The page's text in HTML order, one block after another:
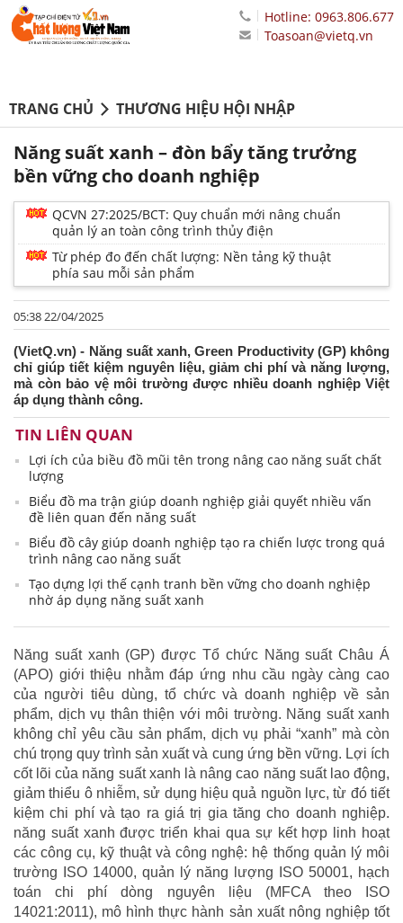
Hotline: 0963.806.677
Toasoan@vietq.vn
TRANG CHỦ THƯƠNG HIỆU HỘI NHẬP
Năng suất xanh – đòn bẩy tăng trưởng
bền vững cho doanh nghiệp
QCVN 27:2025/BCT: Quy chuẩn mới nâng chuẩn
quản lý an toàn công trình thủy điện
Từ phép đo đến chất lượng: Nền tảng kỹ thuật
phía sau mỗi sản phẩm
05:38 22/04/2025
(VietQ.vn) - Năng suất xanh, Green Productivity (GP) không
chỉ giúp tiết kiệm nguyên liệu, giảm chi phí và năng lượng,
mà còn bảo vệ môi trường được nhiều doanh nghiệp Việt
áp dụng thành công.
TIN LIÊN QUAN
Lợi ích của biều đồ mũi tên trong nâng cao năng suất chất
lượng
Biểu đồ ma trận giúp doanh nghiệp giải quyết nhiều vấn
đề liên quan đến năng suất
Biểu đồ cây giúp doanh nghiệp tạo ra chiến lược trong quá
trình nâng cao năng suất
Tạo dựng lợi thế cạnh tranh bền vững cho doanh nghiệp
nhờ áp dụng năng suất xanh
Năng suất xanh (GP) được Tổ chức Năng suất Châu Á
(APO) giới thiệu nhằm đáp ứng nhu cầu ngày càng cao
của người tiêu dùng, tổ chức và doanh nghiệp về sản
phẩm, dịch vụ thân thiện với môi trường. Năng suất xanh
không chỉ yêu cầu sản phẩm, dịch vụ phải “xanh” mà còn
chú trọng quy trình sản xuất và cung ứng bền vững. Lợi ích
cốt lõi của năng suất xanh là nâng cao năng suất lao động,
giảm thiểu ô nhiễm, sử dụng hiệu quả nguồn lực, từ đó tiết
kiệm chi phí và tạo ra giá trị gia tăng cho doanh nghiệp.
năng suất xanh được triển khai qua sự kết hợp linh hoạt
các công cụ, kỹ thuật và công nghệ: hệ thống quản lý môi
trường ISO 14000, quản lý năng lượng ISO 50001, hạch
toán chi phí dòng nguyên liệu (MFCA theo ISO
14021:2011), mô hình thực hành sản xuất nông nghiệp tốt